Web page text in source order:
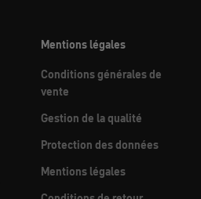
Mentions légales
Conditions générales de
vente
Gestion de la qualité
Protection des données
Mentions légales